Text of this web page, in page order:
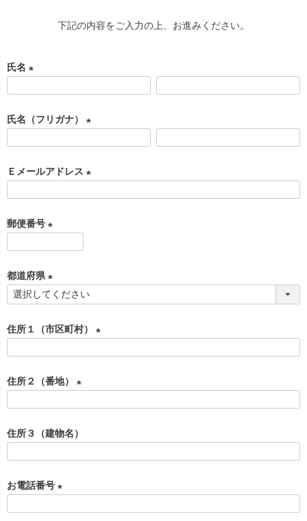
下記の内容をご入力の上、お進みください。
氏名
須
氏名（フリガナ）
須
Ｅメールアドレス
郵便番号
須
)
都道府県
(
須
住所１（市区町村）
住所２（番地）
須
住所３（建物名）
お電話番号